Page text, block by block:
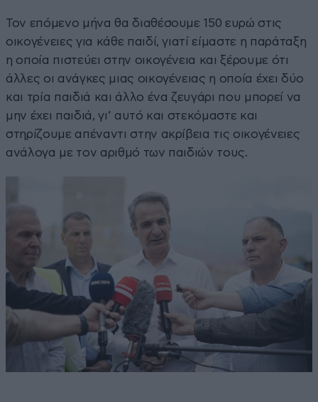
Τον επόμενο μήνα θα διαθέσουμε 150 ευρώ στις
οικογένειες για κάθε παιδί, γιατί είμαστε η παράταξη
η οποία πιστεύει στην οικογένεια και ξέρουμε ότι
άλλες οι ανάγκες μιας οικογένειας η οποία έχει δύο
και τρία παιδιά και άλλο ένα ζευγάρι που μπορεί να
μην έχει παιδιά, γι’ αυτό και στεκόμαστε και
στηρίζουμε απέναντι στην ακρίβεια τις οικογένειες
ανάλογα με τον αριθμό των παιδιών τους.